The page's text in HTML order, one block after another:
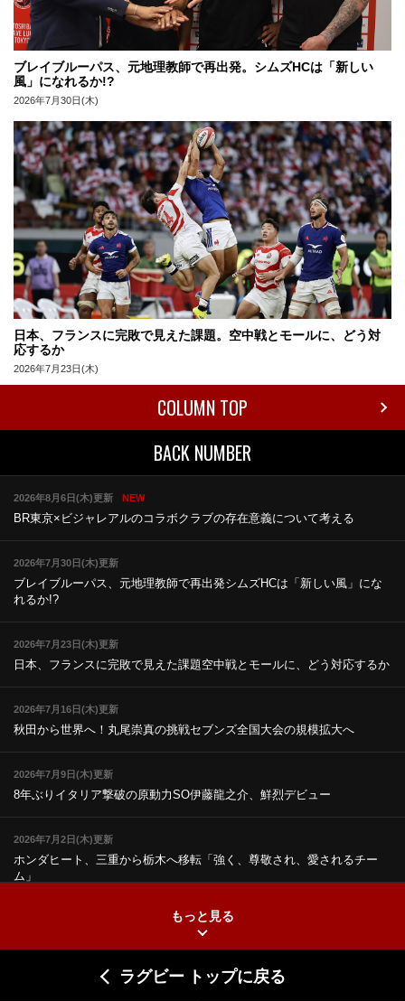
ブレイブルーパス、元地理教師で再出発。シムズHCは「新しい
風」になれるか!?
2026年7月30日(木)
日本、フランスに完敗で見えた課題。空中戦とモールに、どう対
応するか
2026年7月23日(木)
COLUMN TOP
BACK NUMBER
2026年8月6日(木)更新 NEW
BR東京×ビジャレアルのコラボクラブの存在意義について考える
2026年7月30日(木)更新
ブレイブルーパス、元地理教師で再出発シムズHCは「新しい風」にな
れるか!?
2026年7月23日(木)更新
日本、フランスに完敗で見えた課題空中戦とモールに、どう対応するか
2026年7月16日(木)更新
秋田から世界へ！丸尾崇真の挑戦セブンズ全国大会の規模拡大へ
2026年7月9日(木)更新
8年ぶりイタリア撃破の原動力SO伊藤龍之介、鮮烈デビュー
2026年7月2日(木)更新
ホンダヒート、三重から栃木へ移転「強く、尊敬され、愛されるチー
ム」
2026年6月18日(木)更新
もっと見る
ラグビー トップに戻る